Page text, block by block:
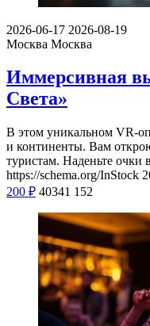
2026-06-17 2026-08-19
Москва Москва
Иммерсивная
Света»
В этом уникальном VR-
и континенты. Вам
туристам. Наденьте очки
https://schema.org/InStock
200 ₽ 40341 152